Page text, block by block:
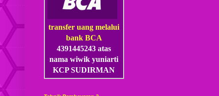
transfer uang melalui
bank BCA
4391445243 atas
nama wiwik yuniarti
KCP SUDIRMAN